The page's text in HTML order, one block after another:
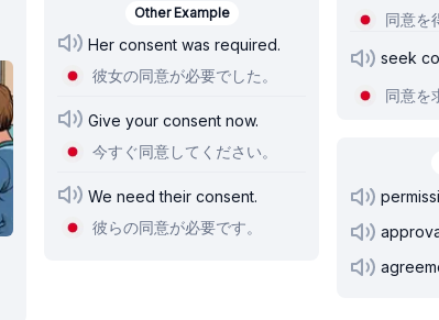
Other Example
Her consent was required.
彼女の同意が必要でした。
Give your consent now.
今すぐ同意してください。
We need their consent.
彼らの同意が必要です。
同意を
seek
同意を